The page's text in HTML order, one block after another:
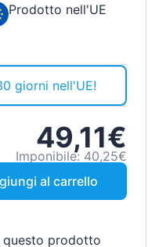
Prodotto nell'UE
giorni nell'UE!
49,11€
Imponibile: 40,25€
al carrello
questo prodotto